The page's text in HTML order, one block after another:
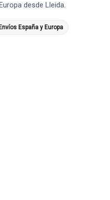
desde Lleida.
España y Europa